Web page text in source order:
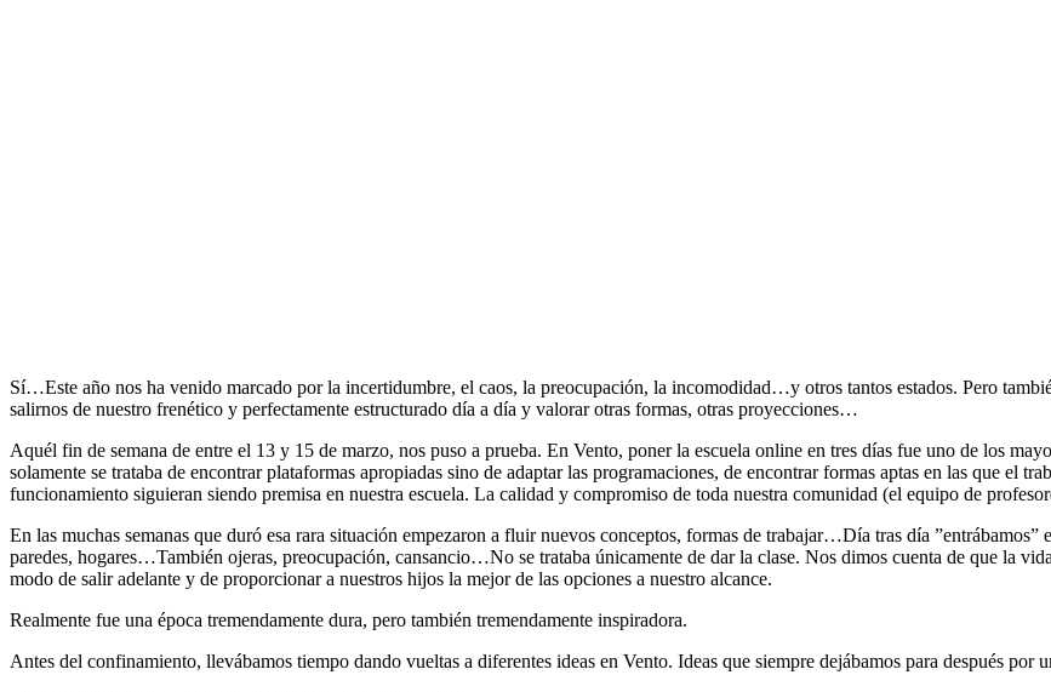
Sí…Este año nos ha venido marcado por la incertidumbre, el caos, la preocupación, la incomodidad…y otros tantos estados. Pero
salirnos de nuestro frenético y perfectamente estructurado día a día y valorar otras formas, otras proyecciones…
Aquél fin de semana de entre el 13 y 15 de marzo, nos puso a prueba. En Vento, poner la escuela online en tres días fue uno de los
solamente se trataba de encontrar plataformas apropiadas sino de adaptar las programaciones, de encontrar formas aptas en las que el
funcionamiento siguieran siendo premisa en nuestra escuela. La calidad y compromiso de toda nuestra comunidad (el equipo de
En las muchas semanas que duró esa rara situación empezaron a fluir nuevos conceptos, formas de trabajar…Día tras día ”entrábamos”
paredes, hogares…También ojeras, preocupación, cansancio…No se trataba únicamente de dar la clase. Nos dimos cuenta de que la
modo de salir adelante y de proporcionar a nuestros hijos la mejor de las opciones a nuestro alcance.
Realmente fue una época tremendamente dura, pero también tremendamente inspiradora.
Antes del confinamiento, llevábamos tiempo dando vueltas a diferentes ideas en Vento. Ideas que siempre dejábamos para después por